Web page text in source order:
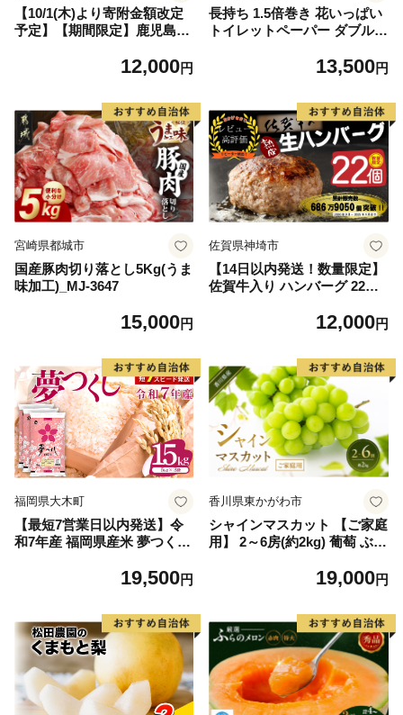
【10/1(木)より寄附金額改定
予定】【期間限定】鹿児島県
12,000円
長持ち 1.5倍巻き 花いっぱい
トイレットペーパー ダブル 4
プリント ハーブ 香り付き 日
品 備蓄 送料無料 北海道 倶知
安町 日用品
13,500円
宮崎県都城市
国産豚肉切り落とし5Kg(うま
味加工)_MJ-3647
15,000円
佐賀県神埼市
【14日以内発送！数量限定】
佐賀牛入り ハンバーグ 22個
毛和牛 ブランド牛 九州 ハン
(H083106)
12,000円
福岡県大木町
【最短7営業日以内発送】令
和7年産 福岡県産米 夢つくし
19,500円
香川県東かがわ市
シャインマスカット 【ご家庭
用】 2～6房(約2kg) 葡萄 ぶど
もの 果実 旬の果物 旬のフル
19,000円